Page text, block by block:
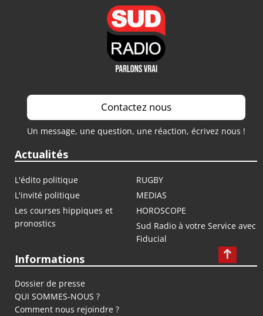
Contactez nous
Un message, une question, une réaction, écrivez nous !
Actualités
L'édito politique
RUGBY
L'invité politique
MEDIAS
Les courses hippiques et
pronostics
HOROSCOPE
Sud Radio à votre Service avec
Fiducial
Informations
Dossier de presse
QUI SOMMES-NOUS ?
Comment nous rejoindre ?